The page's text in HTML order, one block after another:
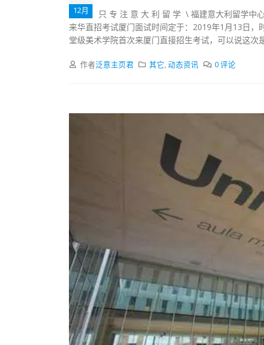
12月
只 专 注 意 大 利 留 学 \ 福建意大利留学中
来华直招考试厦门面试时间定于：2019年1月13日
堂级美术学院首次来厦门直接招生考试，可以说这
作者泛意主页君 其它,动态资讯 0 评论